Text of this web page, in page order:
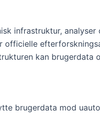
infrastruktur,
officielle
kan brugerdata
brugerdata mod